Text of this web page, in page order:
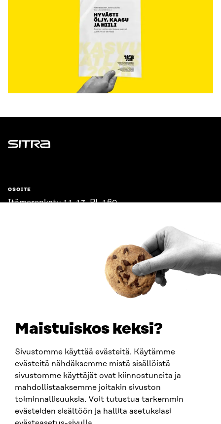
Maistuiskos keksi?
Sivustomme käyttää evästeitä. Käytämme
evästeitä nähdäksemme mistä sisällöistä
sivustomme käyttäjät ovat kiinnostuneita ja
mahdollistaaksemme joitakin sivuston
toiminnallisuuksia. Voit tutustua tarkemmin
evästeiden sisältöön ja hallita asetuksiasi
Sitra
OSOITE
Itämerenkatu 11-13, PL 160,
SITRA SOSIAALISESSA MEDIASSA
LinkedIn
Instagram
YouTube